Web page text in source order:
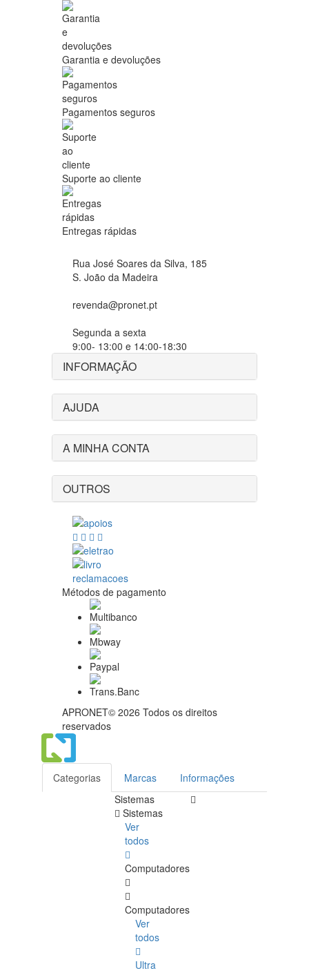
Garantia e devoluções
Pagamentos seguros
Suporte ao cliente
Entregas rápidas
Rua José Soares da Silva, 185
S. João da Madeira
revenda@pronet.pt
Segunda a sexta
9:00- 13:00 e 14:00-18:30
INFORMAÇÃO
AJUDA
A MINHA CONTA
OUTROS
Métodos de pagamento
APRONET© 2026 Todos os direitos
reservados
Categorias Marcas
Informações
Sistemas
Sistemas
Ver
todos
Computadores
Computadores
Ver
todos
Ultra